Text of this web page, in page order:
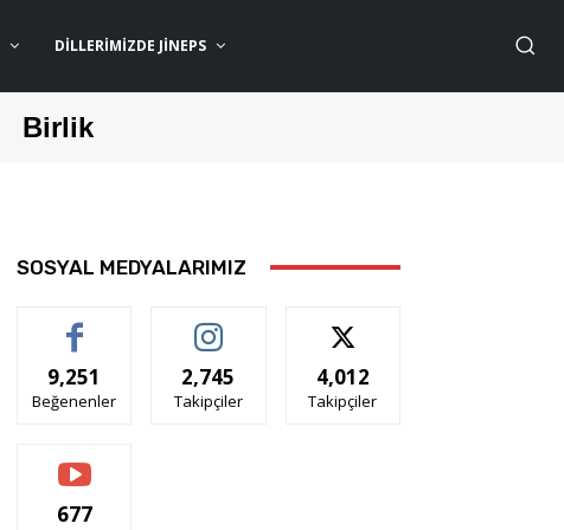
DILLERIMIZDE JİNEPS
Birlik
SOSYAL MEDYALARIMIZ
9,251
Beğenenler
2,745
Takipçiler
4,012
Takipçiler
677